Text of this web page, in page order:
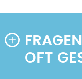
OFT